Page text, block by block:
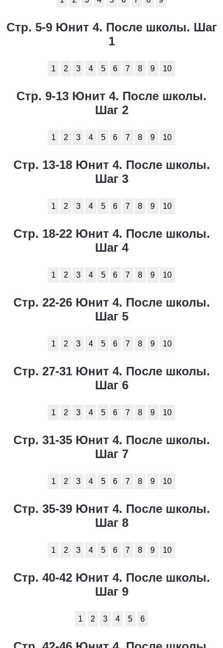
Стр. 5-9 Юнит 4. После школы. Шаг
1
1 2 3 4 5 6 7 8 9 10
Стр. 9-13 Юнит 4. После школы.
Шаг 2
1 2 3 4 5 6 7 8 9 10
Стр. 13-18 Юнит 4. После школы.
Шаг 3
1 2 3 4 5 6 7 8 9 10
Стр. 18-22 Юнит 4. После школы.
Шаг 4
1 2 3 4 5 6 7 8 9 10
Стр. 22-26 Юнит 4. После школы.
Шаг 5
1 2 3 4 5 6 7 8 9 10
Стр. 27-31 Юнит 4. После школы.
Шаг 6
1 2 3 4 5 6 7 8 9 10
Стр. 31-35 Юнит 4. После школы.
Шаг 7
1 2 3 4 5 6 7 8 9 10
Стр. 35-39 Юнит 4. После школы.
Шаг 8
1 2 3 4 5 6 7 8 9 10
Стр. 40-42 Юнит 4. После школы.
Шаг 9
1 2 3 4 5 6